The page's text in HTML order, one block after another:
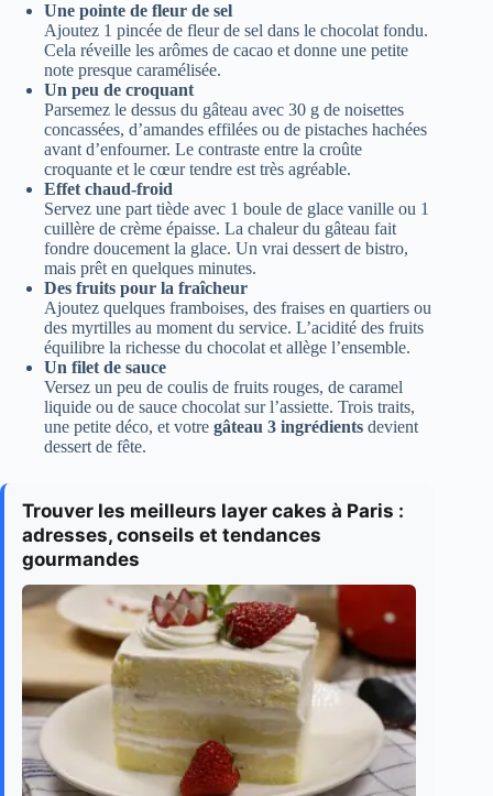
Une pointe de fleur de sel
Ajoutez 1 pincée de fleur de sel dans le chocolat fondu.
Cela réveille les arômes de cacao et donne une petite
note presque caramélisée.
Un peu de croquant
Parsemez le dessus du gâteau avec 30 g de noisettes
concassées, d’amandes effilées ou de pistaches hachées
avant d’enfourner. Le contraste entre la croûte
croquante et le cœur tendre est très agréable.
Effet chaud-froid
Servez une part tiède avec 1 boule de glace vanille ou 1
cuillère de crème épaisse. La chaleur du gâteau fait
fondre doucement la glace. Un vrai dessert de bistro,
mais prêt en quelques minutes.
Des fruits pour la fraîcheur
Ajoutez quelques framboises, des fraises en quartiers ou
des myrtilles au moment du service. L’acidité des fruits
équilibre la richesse du chocolat et allège l’ensemble.
Un filet de sauce
Versez un peu de coulis de fruits rouges, de caramel
liquide ou de sauce chocolat sur l’assiette. Trois traits,
une petite déco, et votre gâteau 3 ingrédients devient
dessert de fête.
Trouver les meilleurs layer cakes à Paris :
adresses, conseils et tendances
gourmandes